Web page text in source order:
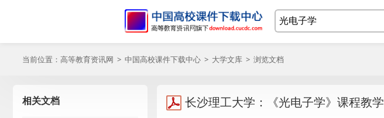
当前位置： 高等教育资讯网 > 中国高校课件下载中心 > 大学文库 > 浏览文档
相关文档 长沙理工大学：《光电子学》课程教